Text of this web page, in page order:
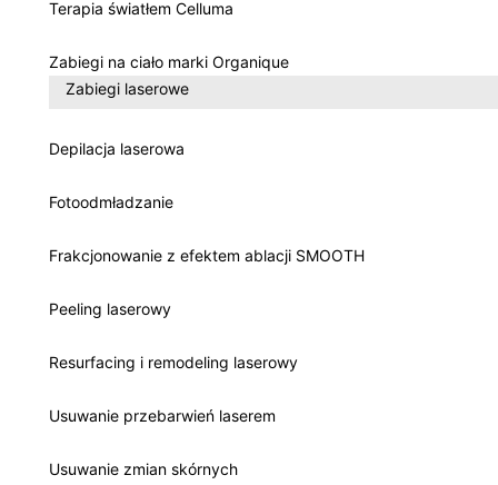
Terapia światłem Celluma
Zabiegi na ciało marki Organique
Zabiegi laserowe
Depilacja laserowa
Fotoodmładzanie
Frakcjonowanie z efektem ablacji SMOOTH
Peeling laserowy
Resurfacing i remodeling laserowy
Usuwanie przebarwień laserem
Usuwanie zmian skórnych